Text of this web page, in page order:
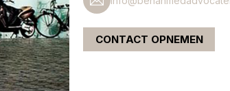
CONTACT OPNEMEN